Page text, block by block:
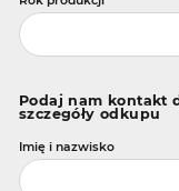
Podaj nam kontakt
szczegóły odkupu
Imię i nazwisko